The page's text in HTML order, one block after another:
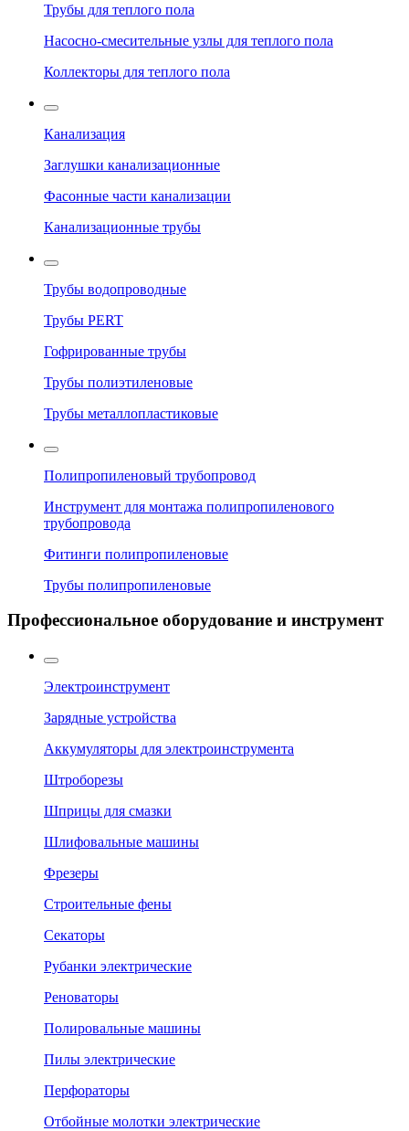
Трубы для теплого пола
Насосно-смесительные узлы для теплого пола
Коллекторы для теплого пола
Канализация
Заглушки канализационные
Фасонные части канализации
Канализационные трубы
Трубы водопроводные
Трубы PERT
Гофрированные трубы
Трубы полиэтиленовые
Трубы металлопластиковые
Полипропиленовый трубопровод
Инструмент для монтажа полипропиленового
трубопровода
Фитинги полипропиленовые
Трубы полипропиленовые
Профессиональное оборудование и инструмент
Электроинструмент
Зарядные устройства
Аккумуляторы для электроинструмента
Штроборезы
Шприцы для смазки
Шлифовальные машины
Фрезеры
Строительные фены
Секаторы
Рубанки электрические
Реноваторы
Полировальные машины
Пилы электрические
Перфораторы
Отбойные молотки электрические